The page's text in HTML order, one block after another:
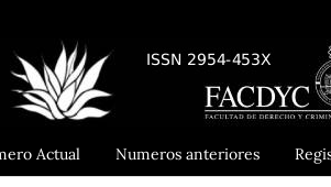
Actual Numeros anteriores